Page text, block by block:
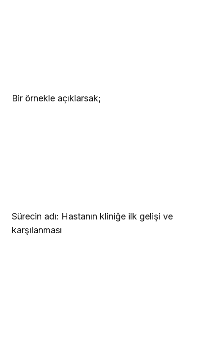
Bir örnekle açıklarsak;
Sürecin adı: Hastanın kliniğe ilk gelişi ve
karşılanması